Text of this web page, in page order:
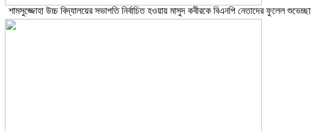
শামসুজ্জোহা উচ্চ বিদ্যালয়ের সভাপতি নির্বাচিত হওয়ায় মাসুদ কবীরকে বিএনপি নেতাদের ফুলেল শুভেচ্ছা